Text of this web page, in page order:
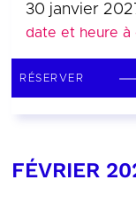
30 janvier
date et heure à
RÉSERVER
FÉVRIER